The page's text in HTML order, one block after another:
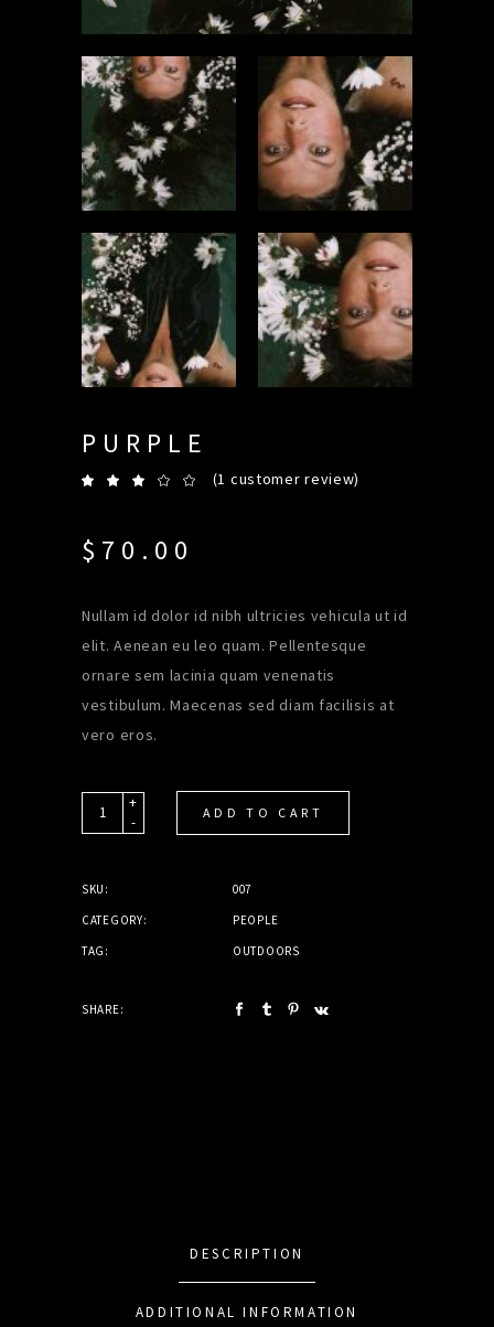
PURPLE
Rated
based
on
1
customer
(1 customer review)
$ 70.00
Nullam id dolor id nibh ultricies vehicula ut id
elit. Aenean eu leo quam. Pellentesque
ornare sem lacinia quam venenatis
vestibulum. Maecenas sed diam facilisis at
vero eros.
-
Quantity
+
ADD TO CART
SKU:
007
CATEGORY:
PEOPLE
TAG:
OUTDOORS
SHARE:
DESCRIPTION
ADDITIONAL INFORMATION